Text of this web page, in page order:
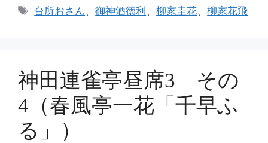
テ
タ
台所おさん、御神酒徳利 、柳家圭花、柳家花飛
神田連雀亭昼席3 その
4（春風亭一花「千早ふ
る」）